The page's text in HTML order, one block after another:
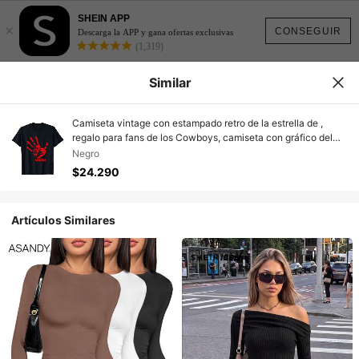
CONSEGUIR
×
SHEIN APP
Descarga la APP y gana ofertas exclusivas
(1,319)
Similar
Camiseta vintage con estampado retro de la estrella de ,
regalo para fans de los Cowboys, camiseta con gráfico del
equipo de fútbol para aficionados a los deportes
Negro
$24.290
Artículos Similares